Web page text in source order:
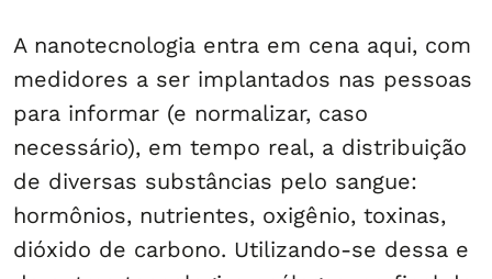
A nanotecnologia entra em cena aqui, com
medidores a ser implantados nas pessoas
para informar (e normalizar, caso
necessário), em tempo real, a distribuição
de diversas substâncias pelo sangue:
hormônios, nutrientes, oxigênio, toxinas,
dióxido de carbono. Utilizando-se dessa e